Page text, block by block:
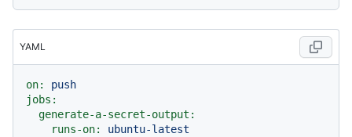
YAML
on:
push
jobs:
generate-a-secret-output:
runs-on:
ubuntu-latest